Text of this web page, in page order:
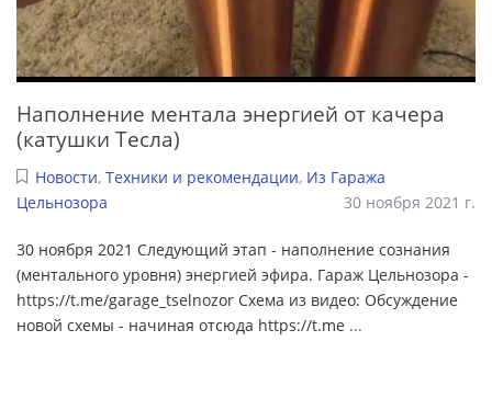
Наполнение ментала энергией от качера
(катушки Тесла)
Новости, Техники и рекомендации, Из Гаража
Цельнозора
30 ноября 2021 г.
30 ноября 2021 Следующий этап - наполнение сознания
(ментального уровня) энергией эфира. Гараж Цельнозора -
https://t.me/garage_tselnozor Схема из видео: Обсуждение
новой схемы - начиная отсюда https://t.me ...